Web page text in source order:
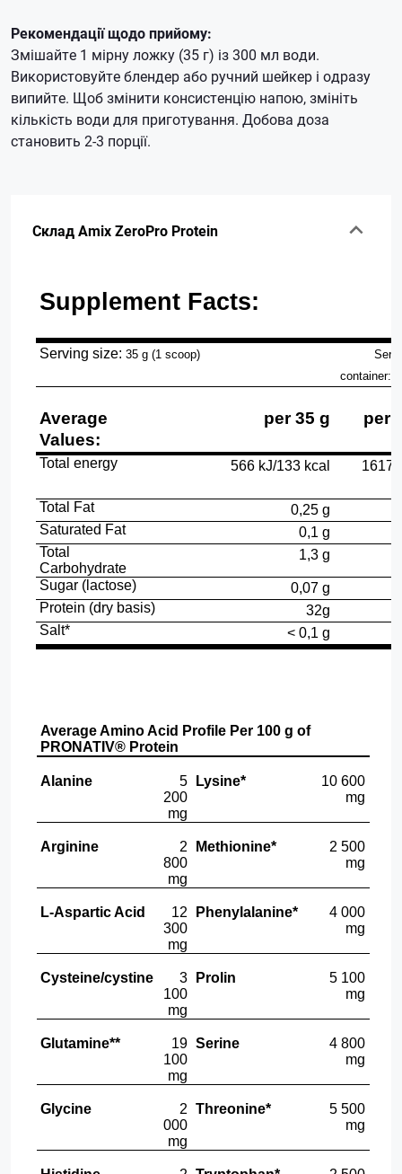
Рекомендації щодо прийому:
Змішайте 1 мірну ложку (35 г) із 300 мл води.
Використовуйте блендер або ручний шейкер і одразу
випийте. Щоб змінити консистенцію напою, змініть
кількість води для приготування. Добова доза
становить 2-3 порції.
Склад Amix ZeroPro Protein
Supplement Facts:
Serving size:35 g (1 scoop)
container:
Average
Values:
per 35 g per
Total energy 566 kJ/133 kcal 1617
Total Fat
0,25 g
Saturated Fat
0,1 g
Total
Carbohydrate
1,3 g
Sugar (lactose)
0,07 g
Protein (dry basis)
32g
Salt*
< 0,1 g
Average Amino Acid Profile Per 100 g of
PRONATIV® Protein
Alanine
5
200
mg
Lysine*
10 600
mg
Arginine
2
800
mg
Methionine*
2 500
mg
L-Aspartic Acid
12
300
mg
Phenylalanine*
4 000
mg
Cysteine/cystine
3
100
mg
Prolin
5 100
mg
Glutamine**
19
100
mg
Serine
4 800
mg
Glycine
2
000
mg
Threonine*
5 500
mg